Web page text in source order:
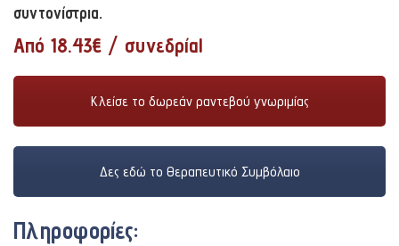
συντονίστρια.
Από 18.43€ / συνεδρία!
Κλείσε το δωρεάν ραντεβού γνωριμίας
Δες εδώ το Θεραπευτικό Συμβόλαιο
Πληροφορίες: